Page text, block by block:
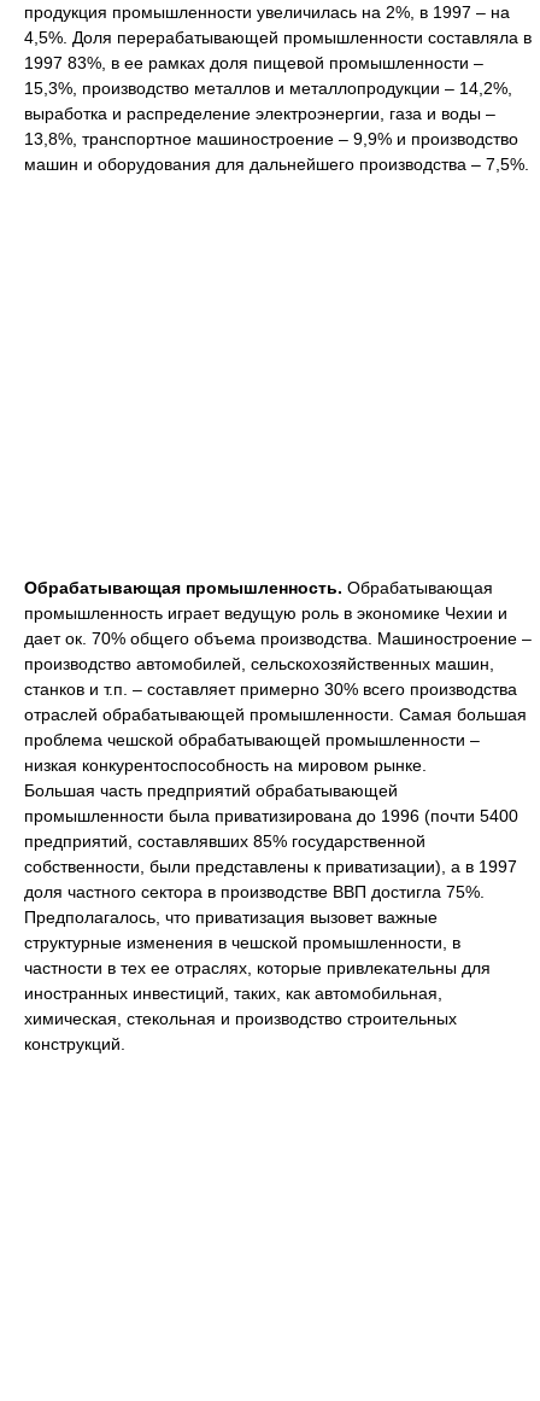
продукция промышленности увеличилась на 2%, в 1997 – на
4,5%. Доля перерабатывающей промышленности составляла в
1997 83%, в ее рамках доля пищевой промышленности –
15,3%, производство металлов и металлопродукции – 14,2%,
выработка и распределение электроэнергии, газа и воды –
13,8%, транспортное машиностроение – 9,9% и производство
машин и оборудования для дальнейшего производства – 7,5%.
Обрабатывающая промышленность. Обрабатывающая
промышленность играет ведущую роль в экономике Чехии и
дает ок. 70% общего объема производства. Машиностроение –
производство автомобилей, сельскохозяйственных машин,
станков и т.п. – составляет примерно 30% всего производства
отраслей обрабатывающей промышленности. Самая большая
проблема чешской обрабатывающей промышленности –
низкая конкурентоспособность на мировом рынке.
Большая часть предприятий обрабатывающей
промышленности была приватизирована до 1996 (почти 5400
предприятий, составлявших 85% государственной
собственности, были представлены к приватизации), а в 1997
доля частного сектора в производстве ВВП достигла 75%.
Предполагалось, что приватизация вызовет важные
структурные изменения в чешской промышленности, в
частности в тех ее отраслях, которые привлекательны для
иностранных инвестиций, таких, как автомобильная,
химическая, стекольная и производство строительных
конструкций.